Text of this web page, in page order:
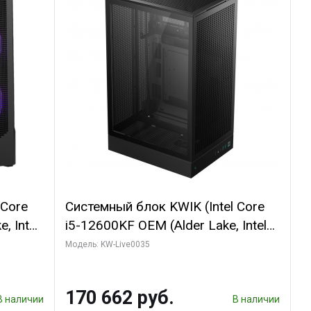
Intel
наличии
Системный блок KWIK (Intel Core
i5-12600KF OEM (Alder Lake, Intel
7, C10 4EC/6PC// 64 ГБ ОЗУ/ Ninja
SSD)
Модель: KW-Live0035
170 662 руб. В наличии